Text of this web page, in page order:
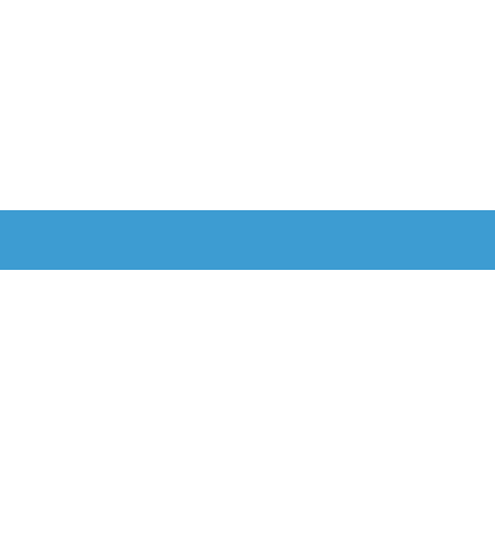
© Copyright 2020 ·Frédo Fonal és Gobelin webshopby